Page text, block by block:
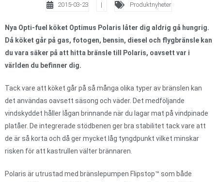
2015-03-23 | Produktnyheter
Nya Opti-fuel köket Optimus Polaris låter dig aldrig gå hungrig.
Då köket går på gas, fotogen, bensin, diesel och flygbränsle kan
du vara säker på att hitta bränsle till Polaris, oavsett var i
världen du befinner dig.
Tack vare att köket går på så många olika typer av bränslen kan
det användas oavsett säsong och väder. Det medföljande
vindskyddet håller lågan brinnande när du lagar mat på vindpinade
platåer. De integrerade stödbenen ger bra stabilitet tack vare att
de är så korta och då ger mycket låg tyngdpunkt vilket minskar
risken för att kastrullen välter brännaren.
Polaris är utrustad med bränslepumpen Flipstop™ som både